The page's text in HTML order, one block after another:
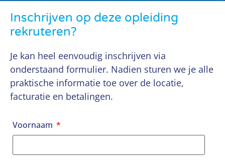
Inschrijven op deze opleiding
rekruteren?
Je kan heel eenvoudig inschrijven via
onderstaand formulier. Nadien sturen we je alle
praktische informatie toe over de locatie,
facturatie en betalingen.
Voornaam